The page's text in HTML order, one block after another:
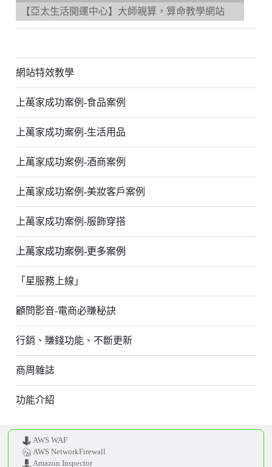
【亞太生活開運中心】大師親算，算命教學網站
網站特效教學
上萬家成功案例-食品案例
上萬家成功案例-生活用品
上萬家成功案例-酒商案例
上萬家成功案例-美妝客戶案例
上萬家成功案例-服飾穿搭
上萬家成功案例-更多案例
「星服務上線」
顧問影音-電商必賺秘訣
行銷、賺錢功能、不斷更新
商周雜誌
功能介紹
AWS WAF
AWS NetworkFirewall
Amazon Inspector